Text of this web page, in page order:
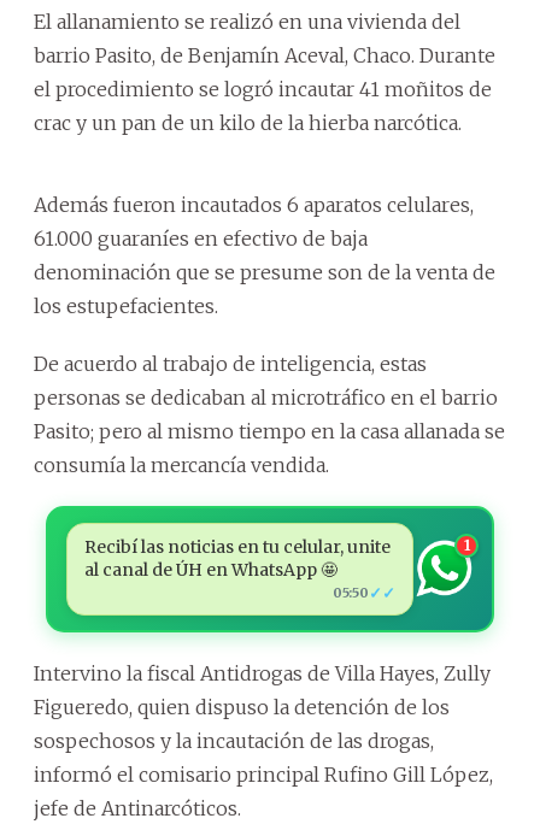
El allanamiento se realizó en una vivienda del
barrio Pasito, de Benjamín Aceval, Chaco. Durante
el procedimiento se logró incautar 41 moñitos de
crac y un pan de un kilo de la hierba narcótica.
Además fueron incautados 6 aparatos celulares,
61.000 guaraníes en efectivo de baja
denominación que se presume son de la venta de
los estupefacientes.
De acuerdo al trabajo de inteligencia, estas
personas se dedicaban al microtráfico en el barrio
Pasito; pero al mismo tiempo en la casa allanada se
consumía la mercancía vendida.
Recibí las noticias en tu celular, unite
al canal de ÚH en WhatsApp 🤩
05:50 ✓✓
1
Intervino la fiscal Antidrogas de Villa Hayes, Zully
Figueredo, quien dispuso la detención de los
sospechosos y la incautación de las drogas,
informó el comisario principal Rufino Gill López,
jefe de Antinarcóticos.